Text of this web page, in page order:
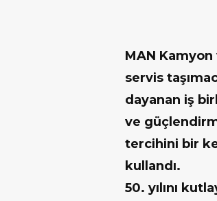
MAN
servis
dayanan iş
ve
tercihini bir
kullandı.
50. yılını